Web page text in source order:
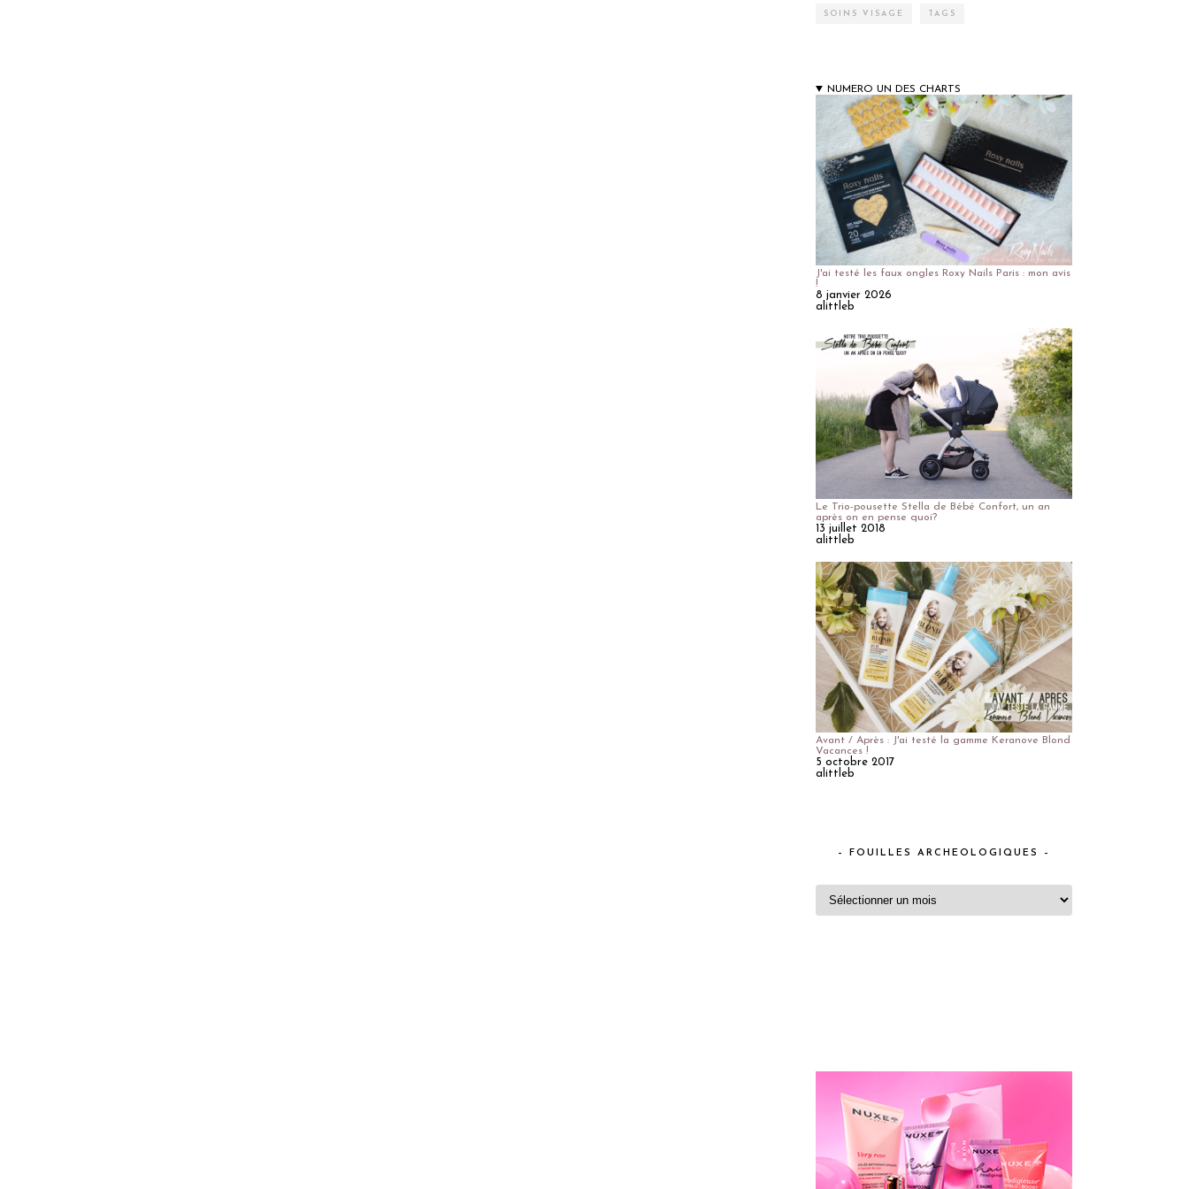
SOINS VISAGE TAGS
NUMERO UN DES CHARTS
J'ai testé les faux ongles Roxy Nails Paris : mon avis
!
8 janvier 2026
alittleb
Le Trio-pousette Stella de Bébé Confort, un an
après on en pense quoi?
13 juillet 2018
alittleb
Avant / Après : J'ai testé la gamme Keranove Blond
Vacances !
5 octobre 2017
alittleb
– FOUILLES ARCHEOLOGIQUES –